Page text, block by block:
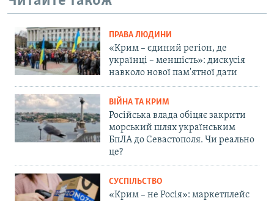
ПРАВА ЛЮДИНИ
«Крим – єдиний регіон, де
українці – меншість»: дискусія
навколо нової пам'ятної дати
ВІЙНА ТА КРИМ
Російська влада обіцяє закрити
морський шлях українським
БпЛА до Севастополя. Чи реально
це?
СУСПІЛЬСТВО
«Крим – не Росія»: маркетплейс